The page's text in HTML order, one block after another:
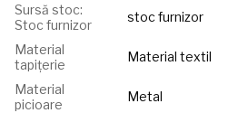
Sursă stoc:
Stoc furnizor
stoc furnizor
Material
tapițerie
Material textil
Material
picioare
Metal